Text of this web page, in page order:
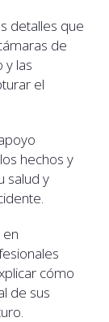
detalles que
de
y las
el
hechos y
salud y
cómo
de sus